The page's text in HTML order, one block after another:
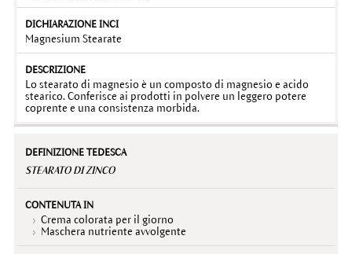
Magnesium Stearate
Lo stearato di magnesio è un composto di magnesio e acido
stearico. Conferisce ai prodotti in polvere un leggero potere
coprente e una consistenza morbida.
STEARATO DI ZINCO
Crema colorata per il giorno
Maschera nutriente avvolgente